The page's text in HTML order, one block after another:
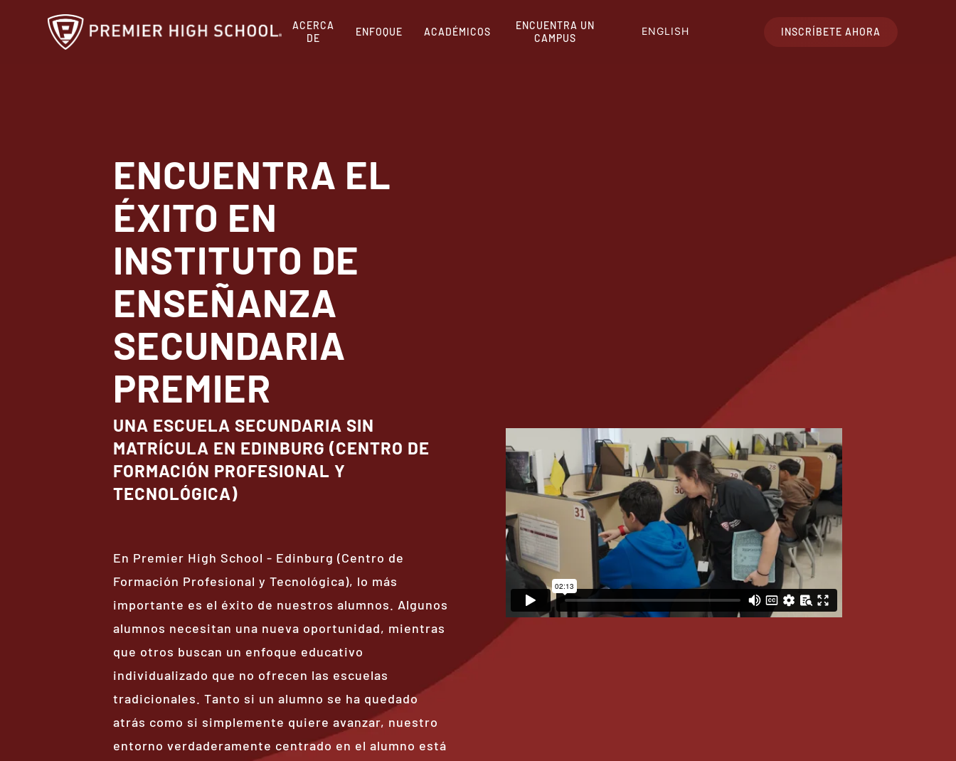
ACERCA
DE
ENFOQUE ACADÉMICOS
ENCUENTRA UN
CAMPUS
ENGLISH INSCRÍBETE AHORA
ENCUENTRA EL
ÉXITO EN
INSTITUTO DE
ENSEÑANZA
SECUNDARIA
PREMIER
UNA ESCUELA SECUNDARIA SIN
MATRÍCULA EN EDINBURG (CENTRO DE
FORMACIÓN PROFESIONAL Y
TECNOLÓGICA)
En Premier High School - Edinburg (Centro de
Formación Profesional y Tecnológica), lo más
importante es el éxito de nuestros alumnos. Algunos
alumnos necesitan una nueva oportunidad, mientras
que otros buscan un enfoque educativo
individualizado que no ofrecen las escuelas
tradicionales. Tanto si un alumno se ha quedado
atrás como si simplemente quiere avanzar, nuestro
entorno verdaderamente centrado en el alumno está